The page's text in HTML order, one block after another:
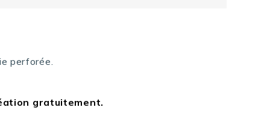
perforée.
gratuitement.